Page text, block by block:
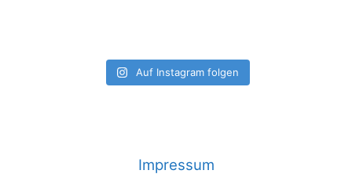
Auf Instagram folgen
Impressum